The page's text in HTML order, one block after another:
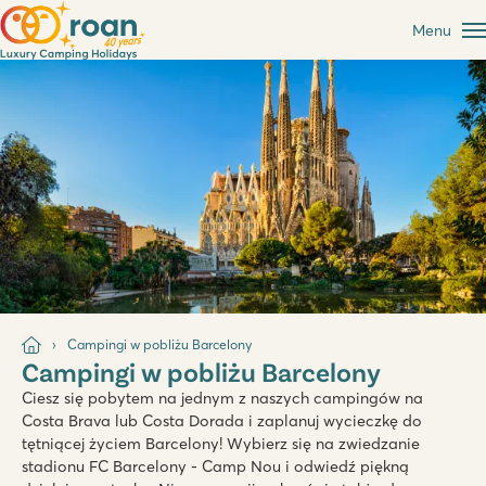
Menu
Campingi w pobliżu Barcelony
Campingi w pobliżu Barcelony
Ciesz się pobytem na jednym z naszych campingów na
Costa Brava lub Costa Dorada i zaplanuj wycieczkę do
tętniącej życiem Barcelony! Wybierz się na zwiedzanie
stadionu FC Barcelony - Camp Nou i odwiedź piękną